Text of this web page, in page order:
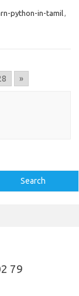
python-in-tamil,
»
Search
79